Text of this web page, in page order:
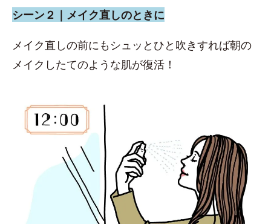
シーン２｜メイク直しのときに
メイク直しの前にもシュッとひと吹きすれば朝の
メイクしたてのような肌が復活！